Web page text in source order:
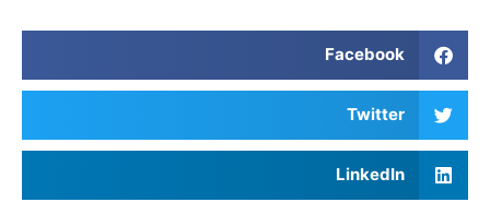
Facebook
Twitter
LinkedIn